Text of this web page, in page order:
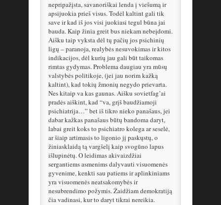
nepripažįsta, savanoriškai lenda į viešumą ir
apsijuokia prieš visus. Todėl kaltint gali tik
save ir kad iš jos visi juokiasi tegul būna jai
bauda. Kaip žinia greit bus niekam nebeįdomi.
Aišku taip vyksta dėl tų pačių jos psichinių
ligų – paranoja, realybės nesuvokimas ir kitos
indikacijos, dėl kurių jau gali būt taikomas
rimtas gydymas. Problema daugiau yra mūsų
valstybės politikoje, (jei jau norim kažką
kaltint), kad tokių žmonių negydo prievarta.
Nes kitaip va kas gaunas. Aišku sovietfag’ai
pradės aiškint, kad “va, grįš baudžiamoji
psichiatrija…” bet iš tikro nieko panašaus, jei
dabar kažkas panašaus būtų bandoma daryt,
labai greit koks to psichiatro kolega ar seselė,
ar šiaip artimasis to ligonio jį paskųstų, o
žiniasklaidą tą vargšelį kaip svogūno lapus
išlupinėtų. O leidimas akivaizdžiai
sergantiems asmenims dalyvauti visuomenės
gyvenime, kenkti sau patiems ir aplinkiniams
yra visuomenės neatsakomybės ir
nesubrendimo požymis. Žaidžiam demokratiją
čia vadinasi, kur to daryt tikrai nereikia.